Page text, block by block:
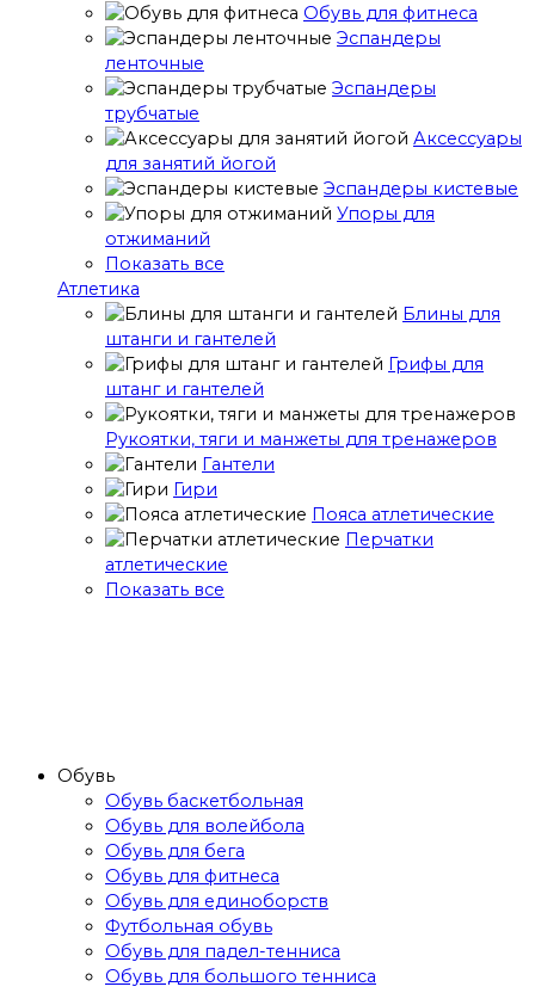
Обувь для фитнеса
Эспандеры
ленточные
Эспандеры
трубчатые
Аксессуары
для занятий йогой
Эспандеры кистевые
Упоры для
отжиманий
Показать все
Атлетика
Блины для
штанги и гантелей
Грифы для
штанг и гантелей
Рукоятки, тяги и манжеты для тренажеров
Гантели
Гири
Пояса атлетические
Перчатки
атлетические
Показать все
Обувь
Обувь баскетбольная
Обувь для волейбола
Обувь для бега
Обувь для фитнеса
Обувь для единоборств
Футбольная обувь
Обувь для падел-тенниса
Обувь для большого тенниса